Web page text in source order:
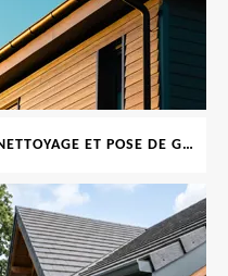
NETTOYAGE ET POSE DE GOUTTIÈRE 69